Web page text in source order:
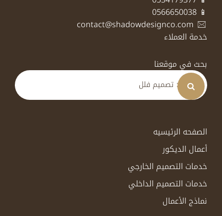
📱 0566650038
خدمة العملاء
بحث في موقعنا
الصفحه الرئيسيه
أعمال الديكور
خدمات التصميم الخارجي
خدمات التصميم الداخلي
نماذج الأعمال